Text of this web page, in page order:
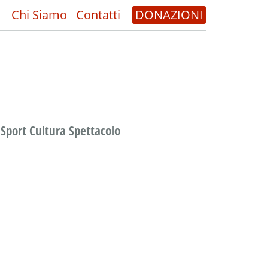
Chi Siamo Contatti DONAZIONI
Sport Cultura Spettacolo